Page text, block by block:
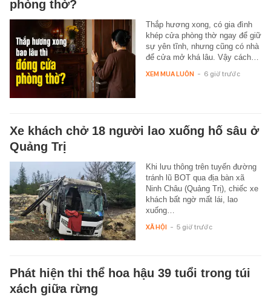
phòng thờ?
Thắp hương xong, có gia đình
khép cửa phòng thờ ngay để giữ
sự yên tĩnh, nhưng cũng có nhà
để cửa mở khá lâu. Vậy cách…
XEM MUA LUÔN - 6 giờ trước
Xe khách chở 18 người lao xuống hố sâu ở
Quảng Trị
Khi lưu thông trên tuyến đường
tránh lũ BOT qua địa bàn xã
Ninh Châu (Quảng Trị), chiếc xe
khách bất ngờ mất lái, lao
xuống…
XÃ HỘI - 5 giờ trước
Phát hiện thi thể hoa hậu 39 tuổi trong túi
xách giữa rừng